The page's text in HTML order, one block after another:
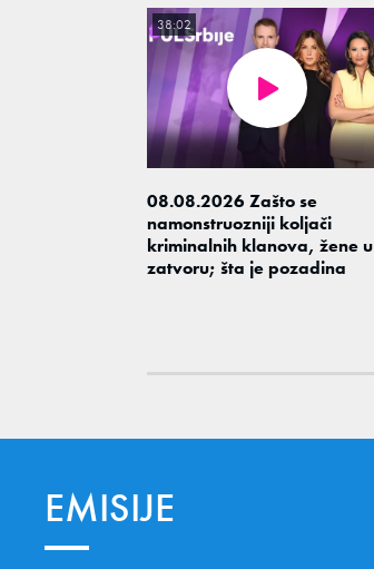
08.08.2026 Zašto se
namonstruozniji koljači
kriminalnih klanova, žene u
zatvoru; šta je pozadina
38:02
EMISIJE